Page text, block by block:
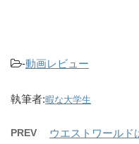
-動画レビュー
執筆者:暇な大学生
PREV
ウエストワールド